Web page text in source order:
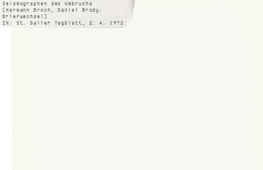
Seismographen des Umbruchs
[Hermann Broch, Daniel Brody:
Briefwechsel]
IN: St. Galler Tagblatt, 2. 4. 1972